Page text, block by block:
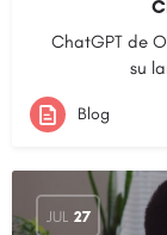
ChatGPT de
su
Blog
JUL 27